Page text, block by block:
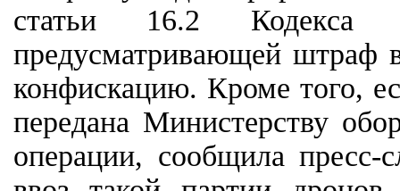
статьи 16.2 Кодекса
предусматривающей штраф
конфискацию. Кроме того,
передана Министерству
операции, сообщила